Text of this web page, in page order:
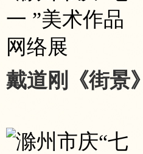
戴道刚《街景》